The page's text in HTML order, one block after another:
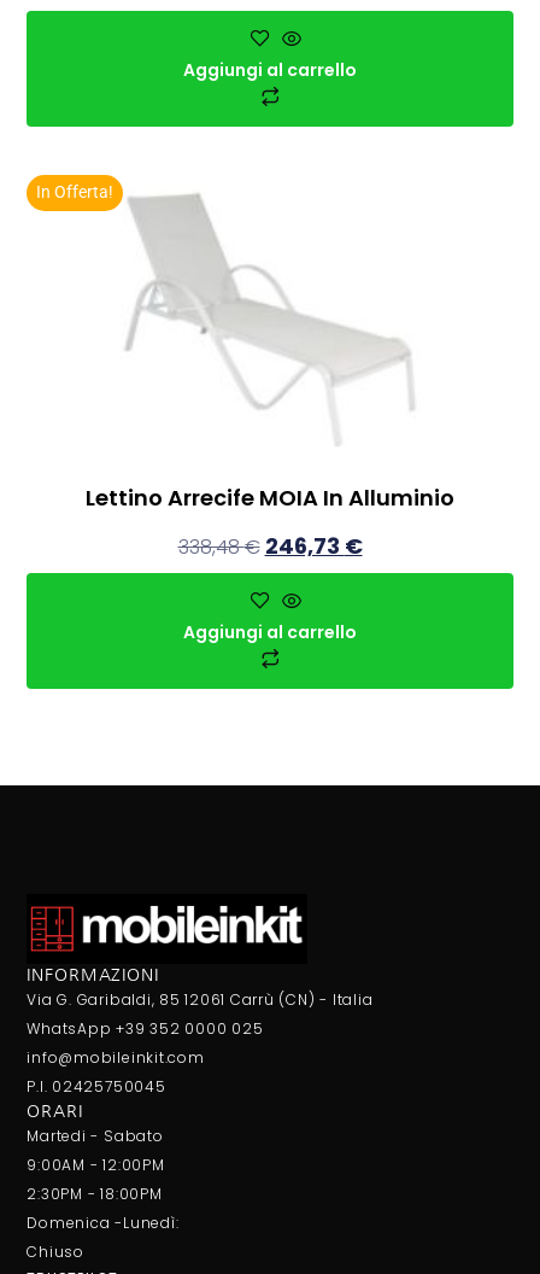
Aggiungi al carrello
In Offerta!
Lettino Arrecife MOIA In Alluminio
338,48€ 246,73 €
Aggiungi al carrello
INFORMAZIONI
Via G. Garibaldi, 85 12061 Carrù (CN) - Italia
WhatsApp +39 352 0000 025
info@mobileinkit.com
P.I. 02425750045
ORARI
Martedi - Sabato
9:00AM - 12:00PM
2:30PM - 18:00PM
Domenica -Lunedì:
Chiuso